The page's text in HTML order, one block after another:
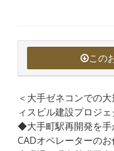
この
＜大手ゼネコンでの
ィスビル建設プロジェ
◆大手町駅再開発を手
CADオペレーターの